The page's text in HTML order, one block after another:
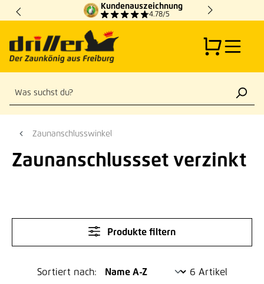
Zum Hauptinhalt springen
Kundenauszeichnung
4.78/5
Zaunanschlusswinkel
Zaunanschlussset verzinkt
Produkte filtern
Sortiert nach: 6 Artikel